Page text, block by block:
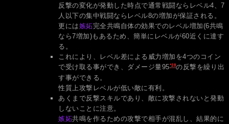
反撃の変化が発動した時点で通常戦闘ならレベル4、7
人以下の集中戦闘ならレベル8の増加が保証される。
更には嫉妬完全共鳴自体の効果でのレベル増加(6共鳴
なら7増加)もあるため、簡単にレベルが60近くに達す
る。
これにより、レベル差による威力増加を4つのコイン
で受け取る事ができ、ダメージ量95*28の反撃を繰り出
す事ができる。
性質上攻撃レベルが低い敵に有利。
あくまで反撃スキルであり、敵に攻撃されないと発動
しないことに注意。
嫉妬共鳴を作るための攻撃で相手が混乱し、結果的に